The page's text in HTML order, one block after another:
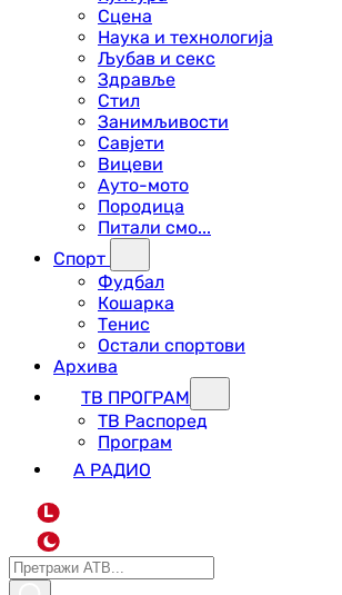
Сцена
Наука и технологија
Љубав и секс
Здравље
Стил
Занимљивости
Савјети
Вицеви
Ауто-мото
Породица
Питали смо...
Спорт
Фудбал
Кошарка
Тенис
Остали спортови
Архива
ТВ ПРОГРАМ
ТВ Распоред
Програм
А РАДИО
L